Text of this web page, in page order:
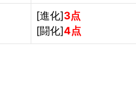
[進化]3点
[闘化]4点